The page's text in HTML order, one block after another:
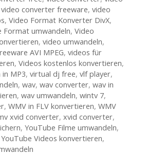
video converter freeware, video
, Video Format Konverter DivX,
Format umwandeln, Video
, video umwandeln,
AVI MPEG, videos für
, Videos kostenlos konvertieren,
MP3, virtual dj free, vlf player,
, wav, wav converter, wav in
, wav umwandeln, wintv 7,
, WMV in FLV konvertieren, WMV
xvid converter, xvid converter,
, YouTube Filme umwandeln,
YouTube Videos konvertieren,